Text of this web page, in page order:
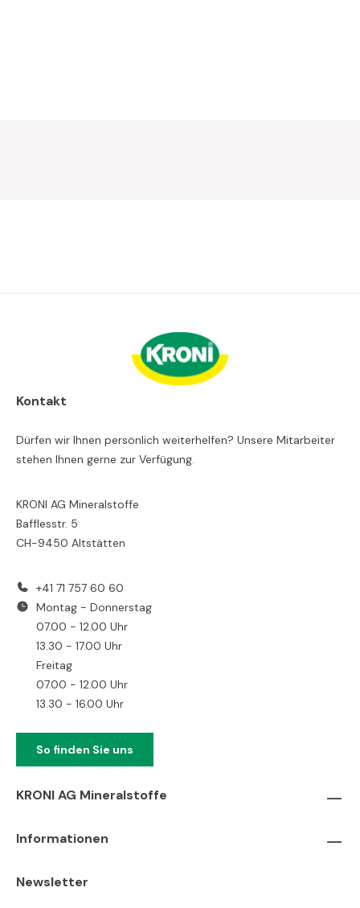
Kontakt
Dürfen wir Ihnen persönlich weiterhelfen? Unsere Mitarbeiter
stehen Ihnen gerne zur Verfügung.
KRONI AG Mineralstoffe
Bafflesstr. 5
CH-9450 Altstätten
+41 71 757 60 60
Montag - Donnerstag
07.00 - 12.00 Uhr
13.30 - 17.00 Uhr
Freitag
07.00 - 12.00 Uhr
13.30 - 16.00 Uhr
So finden Sie uns
KRONI AG Mineralstoffe
Informationen
Newsletter